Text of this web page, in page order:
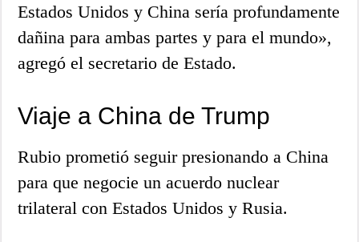
Estados Unidos y China sería profundamente
dañina para ambas partes y para el mundo»,
agregó el secretario de Estado.
Viaje a China de Trump
Rubio prometió seguir presionando a China
para que negocie un acuerdo nuclear
trilateral con Estados Unidos y Rusia.